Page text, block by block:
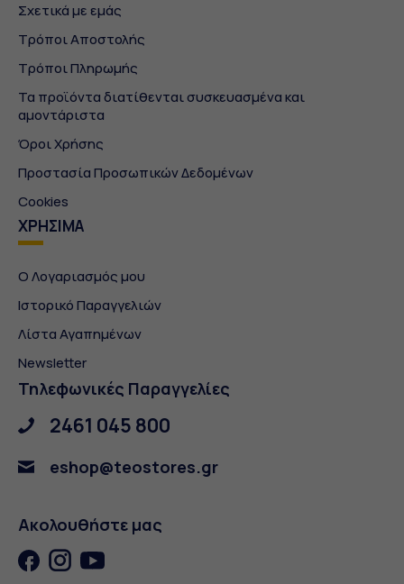
Σχετικά με εμάς
Τρόποι Αποστολής
Τρόποι Πληρωμής
Τα προϊόντα διατίθενται συσκευασμένα και
αμοντάριστα
Όροι Χρήσης
Προστασία Προσωπικών Δεδομένων
Cookies
ΧΡΗΣΙΜΑ
Ο Λογαριασμός μου
Ιστορικό Παραγγελιών
Λίστα Αγαπημένων
Newsletter
Τηλεφωνικές Παραγγελίες
2461 045 800
eshop@teostores.gr
Ακολουθήστε μας